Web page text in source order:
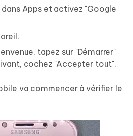
Apps et activez "Google
tapez sur "Démarrer"
cochez "Accepter tout".
va commencer à vérifier le